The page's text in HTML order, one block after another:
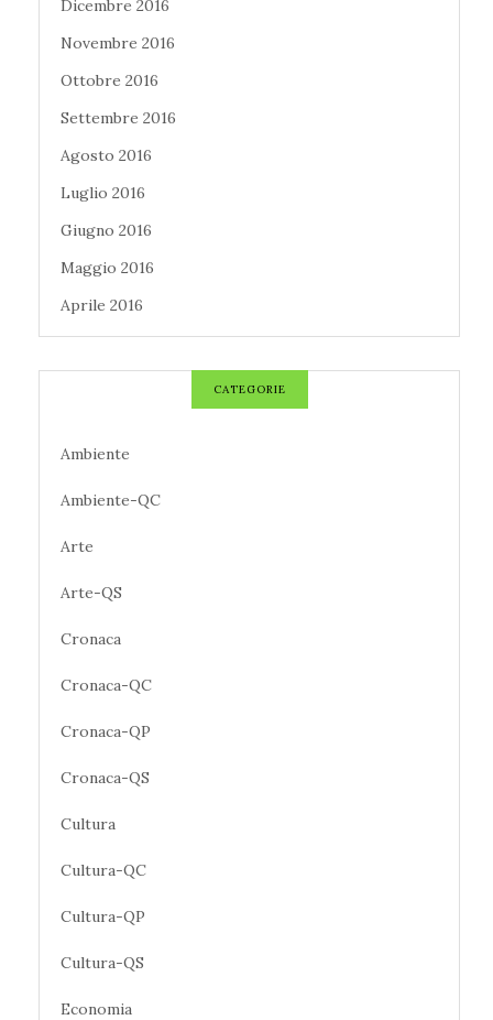
Dicembre 2016
Novembre 2016
Ottobre 2016
Settembre 2016
Agosto 2016
Luglio 2016
Giugno 2016
Maggio 2016
Aprile 2016
CATEGORIE
Ambiente
Ambiente-QC
Arte
Arte-QS
Cronaca
Cronaca-QC
Cronaca-QP
Cronaca-QS
Cultura
Cultura-QC
Cultura-QP
Cultura-QS
Economia